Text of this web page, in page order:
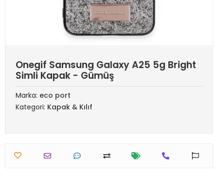
Onegif Samsung Galaxy A25 5g Bright
Simli Kapak - Gümüş
Marka: eco port
Kategori: Kapak & Kılıf